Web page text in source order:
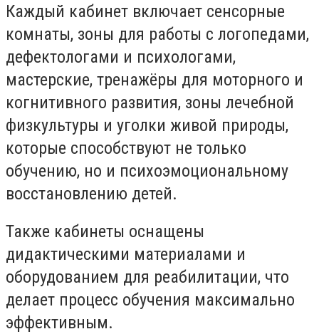
Каждый кабинет включает сенсорные
комнаты, зоны для работы с логопедами,
дефектологами и психологами,
мастерские, тренажёры для моторного и
когнитивного развития, зоны лечебной
физкультуры и уголки живой природы,
которые способствуют не только
обучению, но и психоэмоциональному
восстановлению детей.
Также кабинеты оснащены
дидактическими материалами и
оборудованием для реабилитации, что
делает процесс обучения максимально
эффективным.